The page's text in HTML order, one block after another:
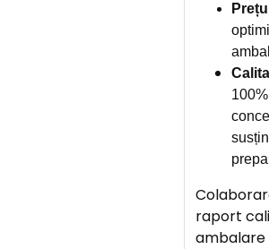
raport
ambalare